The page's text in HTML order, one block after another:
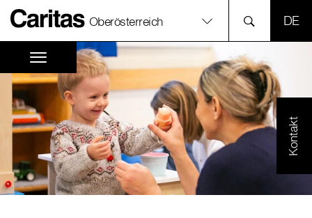
Oberösterreich
Kontakt